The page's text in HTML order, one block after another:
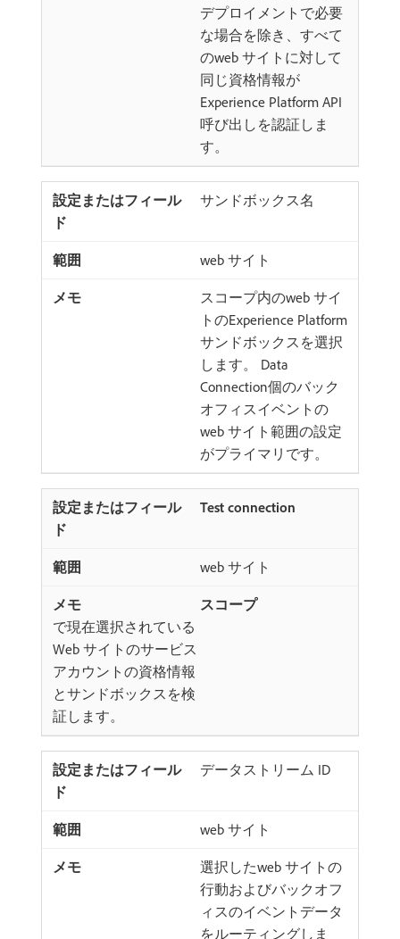
デプロイメントで必要
な場合を除き、すべて
のweb サイトに対して
同じ資格情報が
Experience Platform API
呼び出しを認証しま
す。
サンドボックス名
web サイト
スコープ内のweb サイ
トのExperience Platform
サンドボックスを選択
します。 Data
Connection個のバック
オフィスイベントの
web サイト範囲の設定
がプライマリです。
Test connection
web サイト
スコープ
​で現在選択されている
Web サイトのサービス
アカウントの資格情報
とサンドボックスを検
証します。
データストリーム ID
web サイト
選択したweb サイトの
行動およびバックオフ
ィスのイベントデータ
をルーティングしま